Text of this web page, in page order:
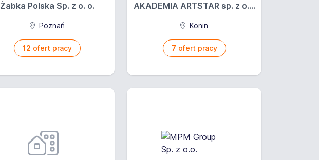
Żabka Polska Sp. z o. o.
Poznań
12 ofert pracy
AKADEMIA ARTSTAR sp. z o....
Konin
7 ofert pracy